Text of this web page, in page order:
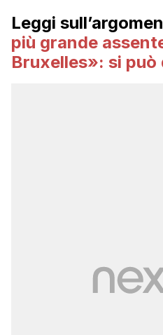
Leggi
più grande
Bruxelles»: si può